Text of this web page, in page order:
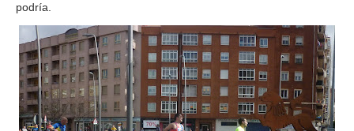
podría.